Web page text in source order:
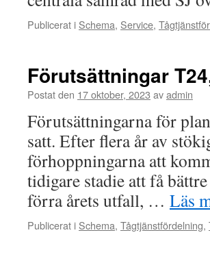
Publicerat i Schema, Service,
Förutsättningar
Postat den 17 oktober, 2023 avadmin
Förutsättningarna för
satt. Efter flera år av
förhoppningarna att
tidigare stadie att få
förra årets utfall, … Läs
Publicerat i Schema, Tågtjänstfördelning,